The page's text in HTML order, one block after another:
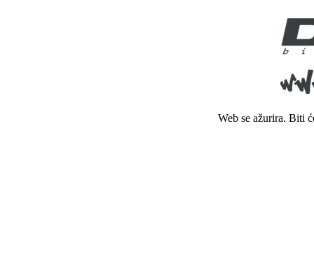
Web se ažurira. Biti